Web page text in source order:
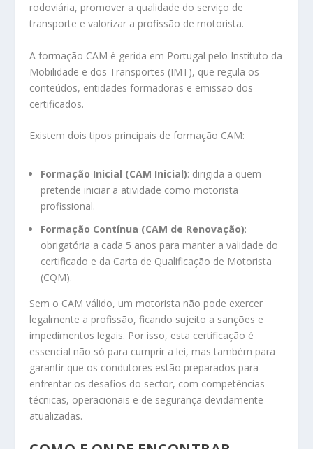
rodoviária, promover a qualidade do serviço de
transporte e valorizar a profissão de motorista.
A formação CAM é gerida em Portugal pelo Instituto da
Mobilidade e dos Transportes (IMT), que regula os
conteúdos, entidades formadoras e emissão dos
certificados.
Existem dois tipos principais de formação CAM:
Formação Inicial (CAM Inicial): dirigida a quem
pretende iniciar a atividade como motorista
profissional.
Formação Contínua (CAM de Renovação):
obrigatória a cada 5 anos para manter a validade do
certificado e da Carta de Qualificação de Motorista
(CQM).
Sem o CAM válido, um motorista não pode exercer
legalmente a profissão, ficando sujeito a sanções e
impedimentos legais. Por isso, esta certificação é
essencial não só para cumprir a lei, mas também para
garantir que os condutores estão preparados para
enfrentar os desafios do sector, com competências
técnicas, operacionais e de segurança devidamente
atualizadas.